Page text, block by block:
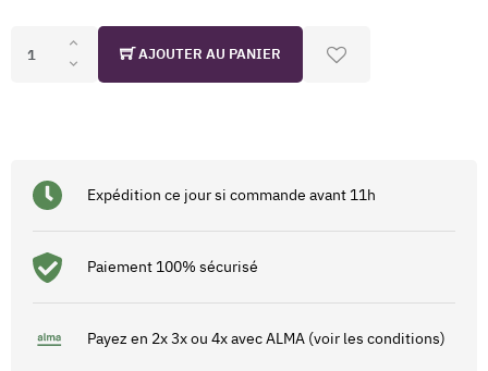
AJOUTER AU PANIER
Expédition ce jour si commande avant 11h
Paiement 100% sécurisé
Payez en 2x 3x ou 4x avec ALMA (voir les conditions)